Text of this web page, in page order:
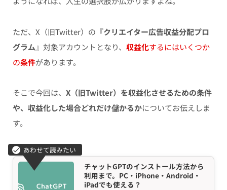
ただ、X（旧Twitter）の『クリエイター広告収益分配プロ
グラム』対象アカウントとなり、 収益化するにはいくつか
の条件があります。
そこで今回は、 X（旧Twitter）を収益化させるための条件
や、収益化した場合どれだけ儲かるかについてお伝えしま
す。
チャットGPTのインストール方法から
利用まで。PC・iPhone・Android・
iPadでも使える？